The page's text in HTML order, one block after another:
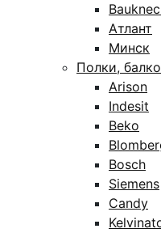
Атлант
Минск
Полки,
Arison
Indesit
Beko
Bosch
Siemens
Candy